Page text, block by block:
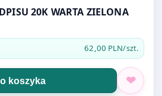
20K WARTA ZIELONA
62,00 PLN/szt.
koszyka